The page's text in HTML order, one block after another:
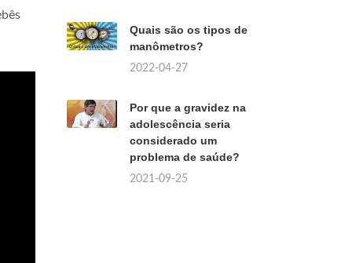
Quais são os tipos de
manômetros?
2022-04-27
Por que a gravidez na
adolescência seria
considerado um
problema de saúde?
2021-09-25